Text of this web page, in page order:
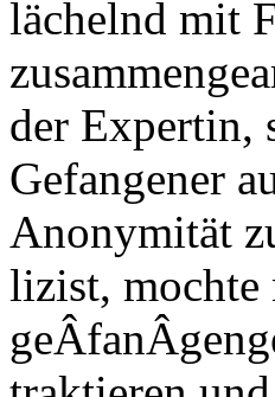
lächelnd mit
der Expertin,
Gefangener
Anonymität
lizist, mochte